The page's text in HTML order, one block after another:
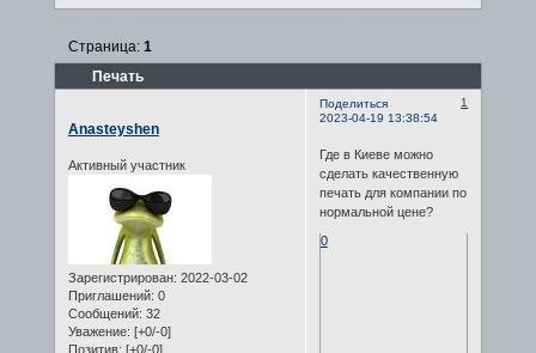
Печать
Страница: 1
Поделиться
1
2023-04-19 13:38:54
Аnasteyshen
Активный участник
Зарегистрирован: 2022-03-02
Приглашений: 0
Сообщений: 32
Уважение: [+0/-0]
Позитив: [+0/-0]
Где в Киеве можно
сделать качественную
печать для компании по
нормальной цене?
0